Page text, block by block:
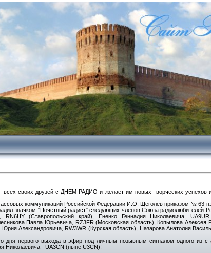
всех своих друзей с ДНЕМ РАДИО и желает им новых творческих успехов
коммуникаций Российской Федерации И.О. Щёголев приказом № 63-
значком "Почетный радист" следующих членов Союза радиолюбителей
(Ставропольский край), Ененко Геннадия Николаевича,
Павла Юрьевича, RZ3FR (Московская область), Копылова
Александровича, RW3WR (Курская область), Назарова Анатолия
дня первого выхода в эфир под личным позывным сигналом одного из
Николаевича - UA3CN (ныне U3CN)!